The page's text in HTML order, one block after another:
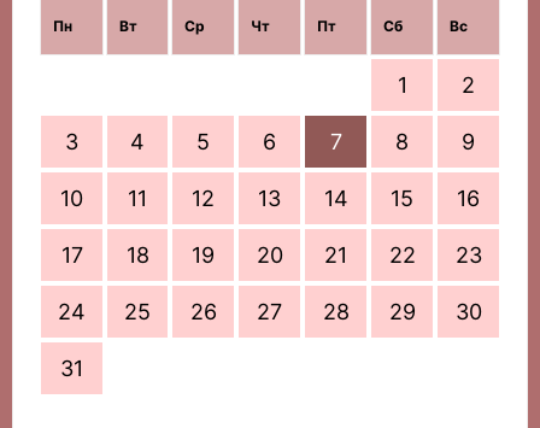
Пн Вт Ср Чт Пт Сб Вс
1 2
3 4 5 6 7 8 9
10 11 12 13 14 15 16
17 18 19 20 21 22 23
24 25 26 27 28 29 30
31